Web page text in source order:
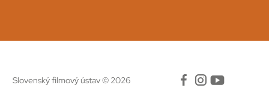
Slovenský filmový ústav © 2026